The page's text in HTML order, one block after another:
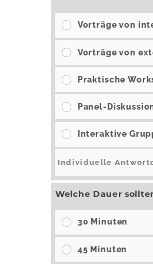
Vorträge von
Vorträge von
Praktische
Panel-
Interaktive
Welche Dauer
30 Minuten
45 Minuten